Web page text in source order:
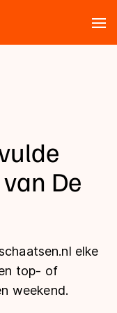
De
elke
top- of
weekend.